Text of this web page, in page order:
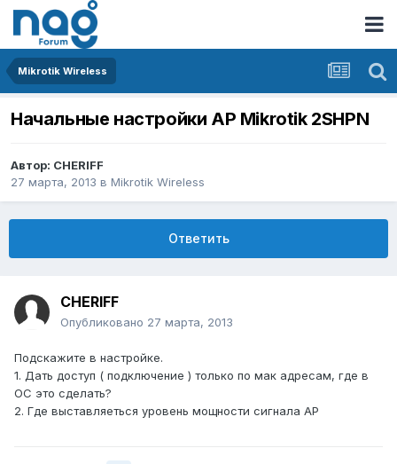
Mikrotik Wireless
Начальные настройки AP Mikrotik 2SHPN
Автор: CHERIFF
27 марта, 2013 в Mikrotik Wireless
Ответить
CHERIFF
Опубликовано 27 марта, 2013
Подскажите в настройке.
1. Дать доступ ( подключение ) только по мак адресам, где в
ОС это сделать?
2. Где выставляеться уровень мощности сигнала AP